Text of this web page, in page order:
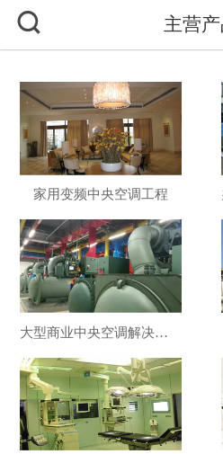
主营

家用变频中央空调工程
大型商业中央空调解决方案